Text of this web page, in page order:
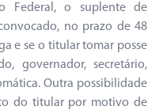
Federal, o suplente de
no prazo de 48
e se o titular tomar posse
governador, secretário,
Outra possibilidade
do titular por motivo de